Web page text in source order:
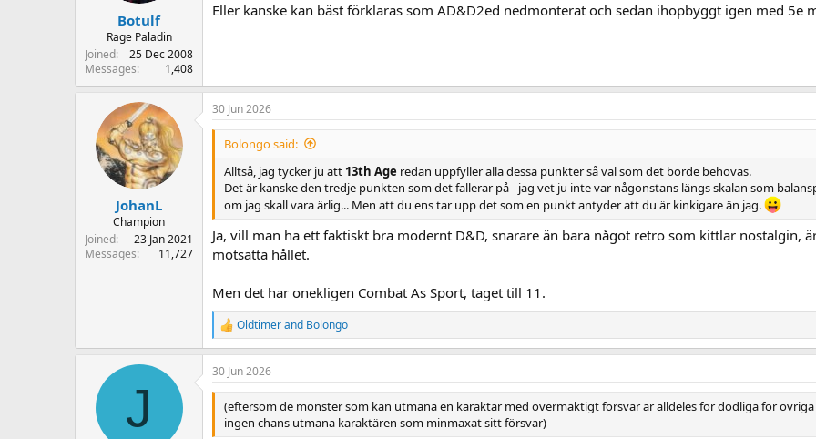
:
Botulf
Rage Paladin
Joined
25 Dec 2008
Messages
1,408
Eller kanske kan bäst förklaras som AD&D2ed nedmonterat och sedan ihopbyggt igen med 5e
JohanL
Champion
Joined
23 Jan 2021
Messages
11,727
30 Jun 2026
Bolongo said:
Alltså, jag tycker ju att 13th Age redan uppfyller alla dessa punkter så väl som det borde behövas.
Det är kanske den tredje punkten som det fallerar på - jag vet ju inte var någonstans längs skalan som
om jag skall vara ärlig... Men att du ens tar upp det som en punkt antyder att du är kinkigare än jag.
Ja, vill man ha ett faktiskt bra modernt D&D, snarare än bara något retro som kittlar nostalgin,
motsatta hållet.
Men det har onekligen Combat As Sport, taget till 11.
R
e
a
c
t
Oldtimerand Bolongo
J
30 Jun 2026
(eftersom de monster som kan utmana en karaktär med övermäktigt försvar är alldeles för dödliga för
ingen chans utmana karaktären som minmaxat sitt försvar)